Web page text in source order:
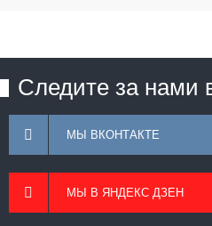
Следите за нами
МЫ ВКОНТАКТЕ
МЫ В ЯНДЕКС ДЗЕН